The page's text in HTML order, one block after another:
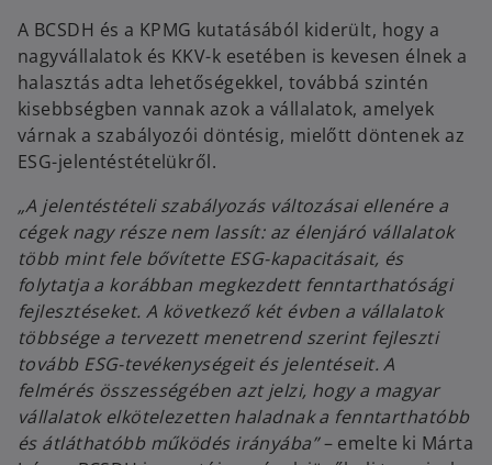
A BCSDH és a KPMG kutatásából kiderült, hogy a
nagyvállalatok és KKV-k esetében is kevesen élnek a
halasztás adta lehetőségekkel, továbbá szintén
kisebbségben vannak azok a vállalatok, amelyek
várnak a szabályozói döntésig, mielőtt döntenek az
ESG-jelentéstételükről.
„A jelentéstételi szabályozás változásai ellenére a
cégek nagy része nem lassít: az élenjáró vállalatok
több mint fele bővítette ESG-kapacitásait, és
folytatja a korábban megkezdett fenntarthatósági
fejlesztéseket. A következő két évben a vállalatok
többsége a tervezett menetrend szerint fejleszti
tovább ESG-tevékenységeit és jelentéseit. A
felmérés összességében azt jelzi, hogy a magyar
vállalatok elkötelezetten haladnak a fenntarthatóbb
és átláthatóbb működés irányába”– emelte ki Márta